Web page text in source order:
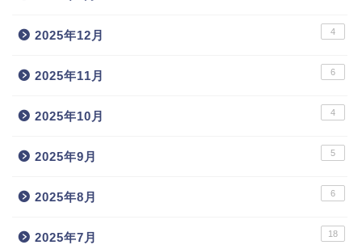
2025年12月 4
2025年11月 6
2025年10月 4
2025年9月 5
2025年8月 6
2025年7月 18